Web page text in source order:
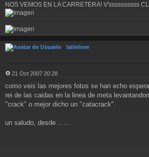
NOS VEMOS EN LA CARRETERA! V'ssssssssss
latinlove
e
n
s
e
21 Oct 2007 20:28
como veis las mejores fotos se han echo
rei de las caidas en la linea de meta
"crack" o mejor dicho un "catacrack".
un saludo, desde ......